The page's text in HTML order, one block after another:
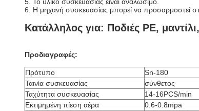
6. Η μηχανή συσκευασίας μπορεί να προσαρμοστεί
Κατάλληλος για: Ποδιές PE,
Προδιαγραφές:
Πρότυπο
Sn-180
Ταινία συσκευασίας
σύνθετος
Ταχύτητα συσκευασίας
14-16PCS/min
Εκτιμημένη πίεση αέρα
0.6-0.8mpa